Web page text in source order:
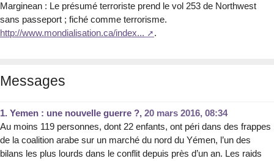
Marginean : Le présumé terroriste prend le vol 253 de Northwest
sans passeport ; fiché comme terrorisme.
http://www.mondialisation.ca/index...
.
Messages
1. Yemen : une nouvelle guerre ?, 20 mars 2016, 08:34
Au moins 119 personnes, dont 22 enfants, ont péri dans des frappes
de la coalition arabe sur un marché du nord du Yémen, l’un des
bilans les plus lourds dans le conflit depuis près d’un an. Les raids